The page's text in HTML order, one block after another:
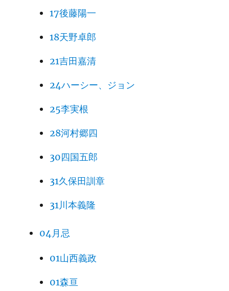
17後藤陽一
18天野卓郎
21吉田嘉清
24ハーシー、ジョン
25李実根
28河村郷四
30四国五郎
31久保田訓章
31川本義隆
04月忌
01山西義政
01森亘